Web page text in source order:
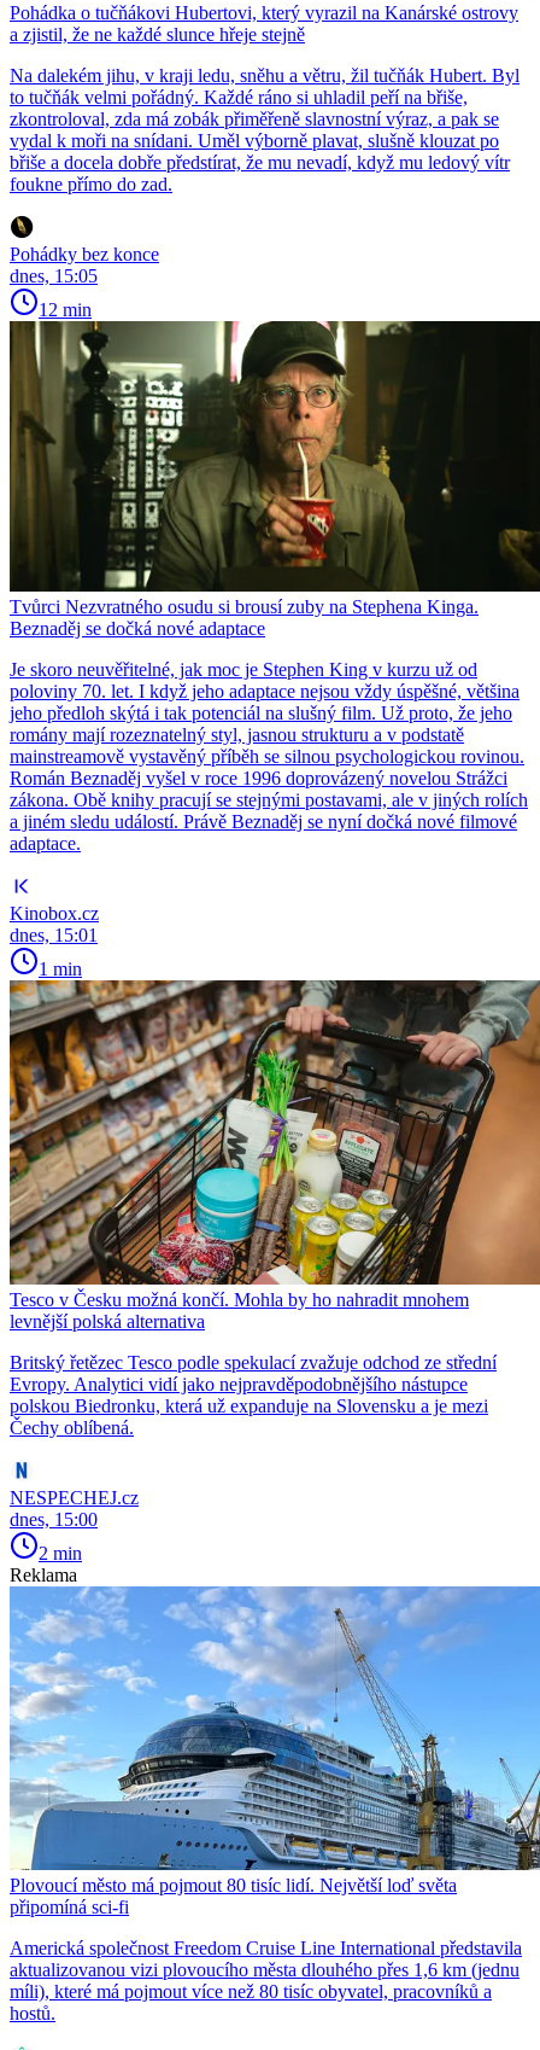
Pohádka o tučňákovi Hubertovi, který vyrazil na Kanárské ostrovy
a zjistil, že ne každé slunce hřeje stejně
Na dalekém jihu, v kraji ledu, sněhu a větru, žil tučňák Hubert. Byl
to tučňák velmi pořádný. Každé ráno si uhladil peří na břiše,
zkontroloval, zda má zobák přiměřeně slavnostní výraz, a pak se
vydal k moři na snídani. Uměl výborně plavat, slušně klouzat po
břiše a docela dobře předstírat, že mu nevadí, když mu ledový vítr
foukne přímo do zad.
Pohádky bez konce
dnes, 15:05
12 min
Tvůrci Nezvratného osudu si brousí zuby na Stephena Kinga.
Beznaděj se dočká nové adaptace
Je skoro neuvěřitelné, jak moc je Stephen King v kurzu už od
poloviny 70. let. I když jeho adaptace nejsou vždy úspěšné, většina
jeho předloh skýtá i tak potenciál na slušný film. Už proto, že jeho
romány mají rozeznatelný styl, jasnou strukturu a v podstatě
mainstreamově vystavěný příběh se silnou psychologickou rovinou.
Román Beznaděj vyšel v roce 1996 doprovázený novelou Strážci
zákona. Obě knihy pracují se stejnými postavami, ale v jiných rolích
a jiném sledu událostí. Právě Beznaděj se nyní dočká nové filmové
adaptace.
Kinobox.cz
dnes, 15:01
1 min
Tesco v Česku možná končí. Mohla by ho nahradit mnohem
levnější polská alternativa
Britský řetězec Tesco podle spekulací zvažuje odchod ze střední
Evropy. Analytici vidí jako nejpravděpodobnějšího nástupce
polskou Biedronku, která už expanduje na Slovensku a je mezi
Čechy oblíbená.
NESPECHEJ.cz
dnes, 15:00
2 min
Reklama
Plovoucí město má pojmout 80 tisíc lidí. Největší loď světa
připomíná sci-fi
Americká společnost Freedom Cruise Line International představila
aktualizovanou vizi plovoucího města dlouhého přes 1,6 km (jednu
míli), které má pojmout více než 80 tisíc obyvatel, pracovníků a
hostů.